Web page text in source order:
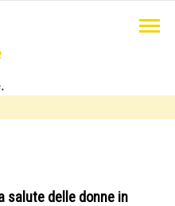
salute delle donne in